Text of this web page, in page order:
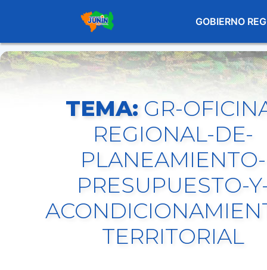
GOBIERNO
TEMA: GR-
REGIONAL-DE-
PLANEAMIENTO-
PRESUPUESTO-
TERRITORIAL